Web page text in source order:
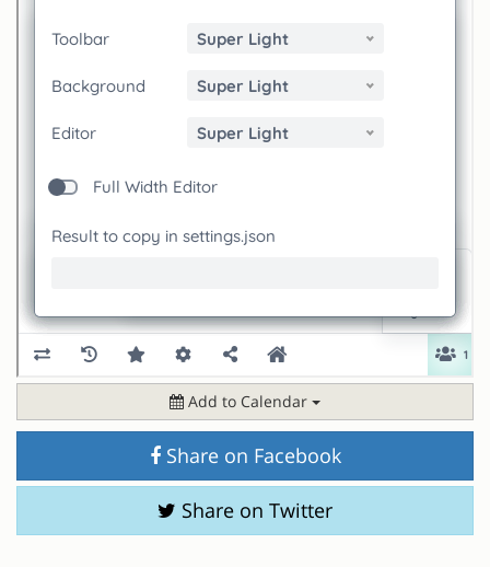
Add to Calendar
Share on Facebook
Share on Twitter